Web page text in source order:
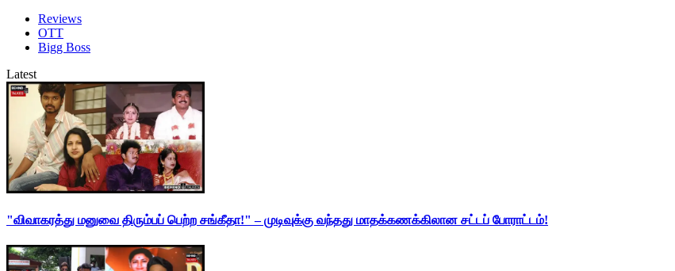
Reviews
OTT
Bigg Boss
Latest
"விவாகரத்து மனுவை திரும்பப் பெற்ற சங்கீதா!" – முடிவுக்கு வந்தது மாதக்கணக்கிலான சட்டப் போராட்டம்!